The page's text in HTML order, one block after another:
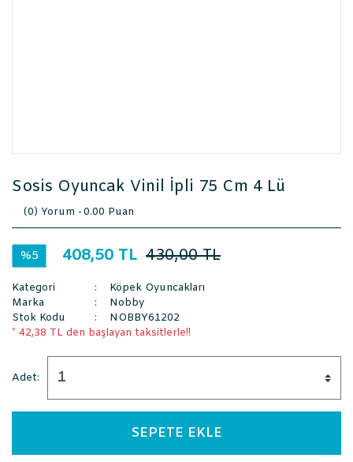
Sosis Oyuncak Vinil İpli 75 Cm 4 Lü
(0) Yorum -0.00 Puan
%5 408,50 TL 430,00 TL
Kategori
Köpek Oyuncakları
Marka
Nobby
Stok Kodu
NOBBY61202
* 42,38 TL den başlayan taksitlerle!!
Adet:
SEPETE EKLE